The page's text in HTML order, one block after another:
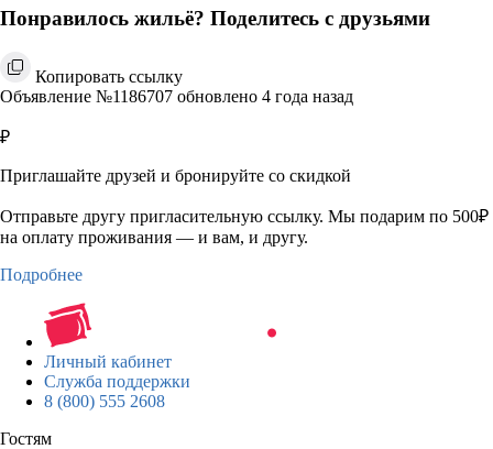
Понравилось жильё? Поделитесь с друзьями
Копировать ссылку
Объявление №1186707 обновлено 4 года назад
₽
Приглашайте друзей и бронируйте со скидкой
Отправьте другу пригласительную ссылку. Мы подарим по 500₽
на оплату проживания — и вам, и другу.
Подробнее
Личный кабинет
Служба поддержки
8 (800) 555 2608
Гостям